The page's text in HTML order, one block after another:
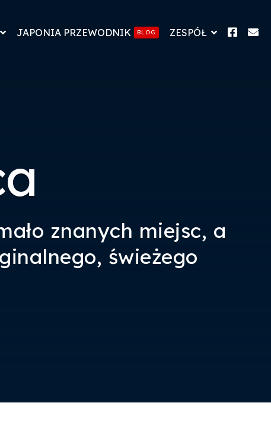
JAPONIA PRZEWODNIK BLOG ZESPÓŁ
znanych miejsc, a
świeżego